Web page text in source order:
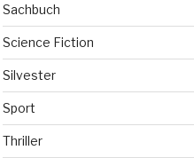
Sachbuch
Science Fiction
Silvester
Sport
Thriller